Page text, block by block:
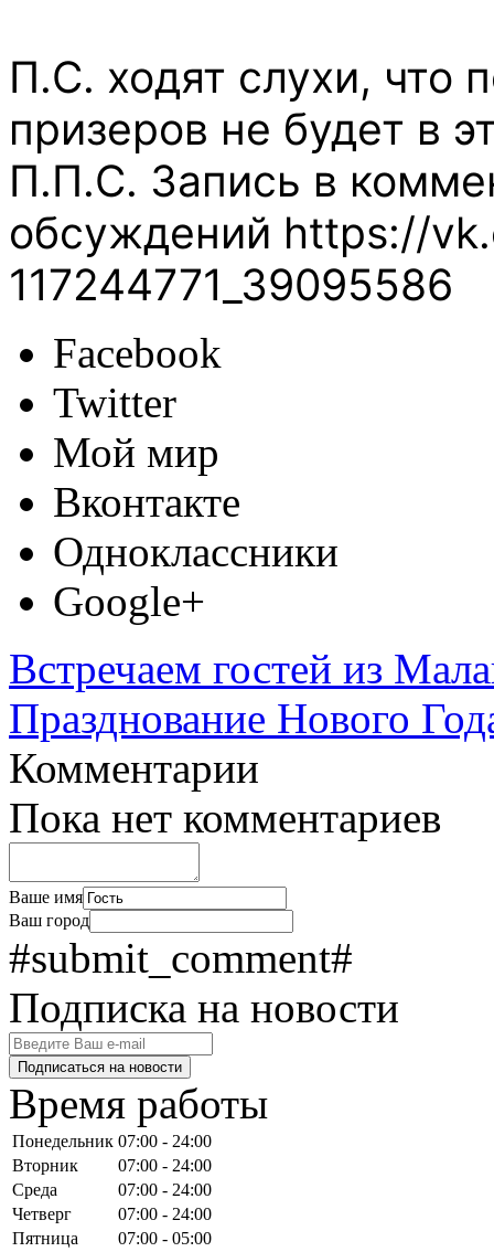
П.С. ходят слухи, что
призеров не будет в
П.П.С. Запись в
обсуждений https://
117244771_39095586
Facebook
Twitter
Мой мир
Вконтакте
Одноклассники
Google+
Встречаем гостей из
Празднование Нового
Комментарии
Пока нет комментариев
Ваше имя
Ваш город
#submit_comment#
Подписка на новости
Подписаться на новости
Время работы
Понедельник 07:00 - 24:00
Вторник
07:00 - 24:00
Среда
07:00 - 24:00
Четверг
07:00 - 24:00
Пятница
07:00 - 05:00